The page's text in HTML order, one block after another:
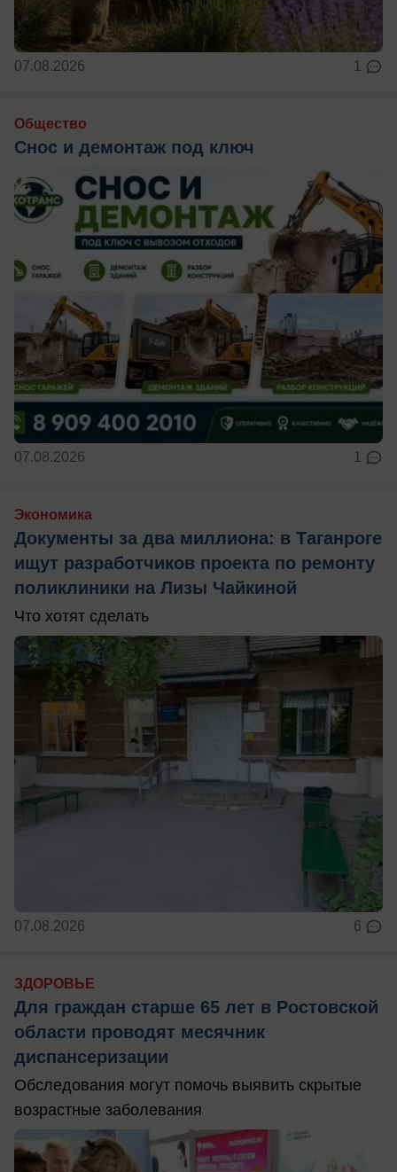
07.08.2026 1
Общество
Снос и демонтаж под ключ
07.08.2026 1
Экономика
Документы за два миллиона: в Таганроге
ищут разработчиков проекта по ремонту
поликлиники на Лизы Чайкиной
Что хотят сделать
07.08.2026 6
ЗДОРОВЬЕ
Для граждан старше 65 лет в Ростовской
области проводят месячник
диспансеризации
Обследования могут помочь выявить скрытые
возрастные заболевания